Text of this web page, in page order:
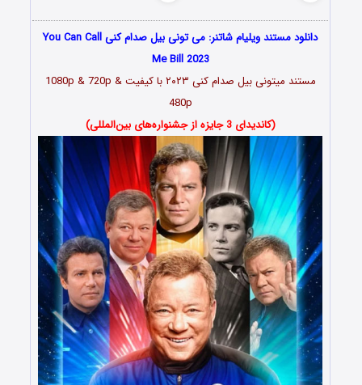
دانلود مستند ویلیام شاتنر: می تونی بیل صدام کنی You Can Call
Me Bill 2023
مستند میتونی بیل صدام کنی ۲۰۲۳ با کیفیت 1080p & 720p &
480p
(کاندیدای 3 جایزه از جشنواره‌های بین‌المللی)